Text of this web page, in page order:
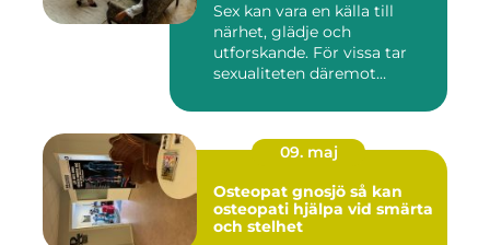
Sex kan vara en källa till
närhet, glädje och
utforskande. För vissa tar
sexualiteten däremot
09. maj
Osteopat gnosjö så kan
osteopati hjälpa vid smärta
och stelhet